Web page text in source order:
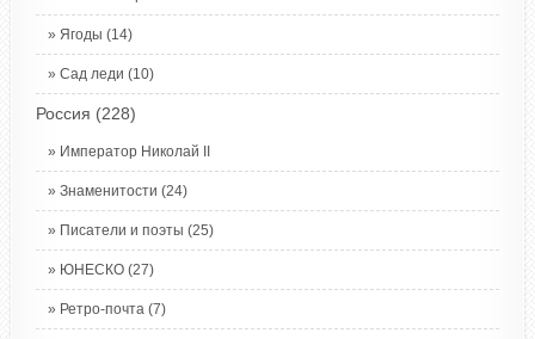
Ягоды (14)
Сад леди (10)
Россия (228)
Император Николай II
Знаменитости (24)
Писатели и поэты (25)
ЮНЕСКО (27)
Ретро-почта (7)